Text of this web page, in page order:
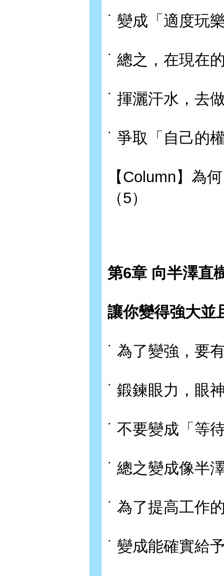
˙ 變成「適度玩
˙ 總之，在現在
˙ 揮灑汗水，去
˙ 爭取「自己的
【Column】為
（5）
第6章 向半澤直
讓你變得強大並
˙ 為了變強，要
˙ 鍛鍊眼力，眼
˙ 不要變成「等
˙ 總之變成像半
˙ 為了提高工作
˙ 變成能確實給